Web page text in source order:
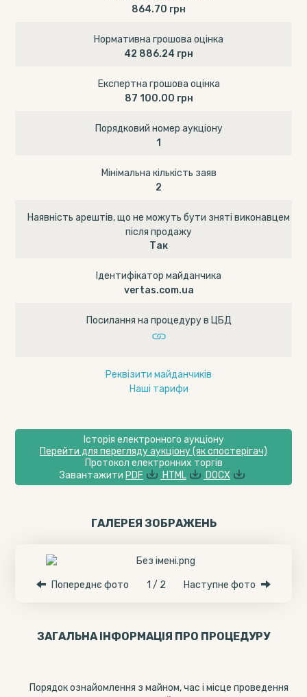
864.70 грн
Нормативна грошова оцінка
42 886.24 грн
Експертна грошова оцінка
87 100.00 грн
Порядковий номер аукціону
1
Мінімальна кількість заяв
2
Наявність арештів, що не можуть бути зняті виконавцем
після продажу
Так
Ідентифікатор майданчика
vertas.com.ua
Посилання на процедуру в ЦБД
Реквізити майданчиків
Наші тарифи
Історія електронного аукціону
Перейти для перегляду аукціону (як спостерігач)
Протокол електронних торгів
Завантажити PDF HTML DOCX
ГАЛЕРЕЯ ЗОБРАЖЕНЬ
Попереднє фото 1 / 2 Наступне фото
ЗАГАЛЬНА ІНФОРМАЦІЯ ПРО ПРОЦЕДУРУ
Порядок ознайомлення з майном, час і місце проведення